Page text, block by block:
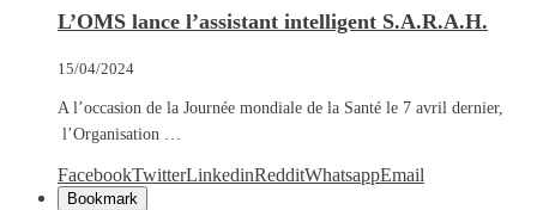
L’OMS lance l’assistant intelligent S.A.R.A.H.
15/04/2024
A l’occasion de la Journée mondiale de la Santé le 7 avril dernier,
l’Organisation …
FacebookTwitterLinkedinRedditWhatsappEmail
Bookmark